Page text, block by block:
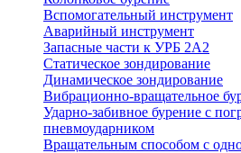
Вспомогательный инструмент
Аварийный инструмент
Запасные части к УРБ 2А2
Статическое зондирование
Динамическое зондирование
Вибрационно-вращательное
Ударно-забивное бурение с
пневмоударником
Вращательным способом с